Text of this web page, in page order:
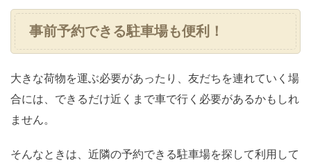
事前予約できる駐車場も便利！
大きな荷物を運ぶ必要があったり、友だちを連れていく場
合には、できるだけ近くまで車で行く必要があるかもしれ
ません。
そんなときは、近隣の予約できる駐車場を探して利用して